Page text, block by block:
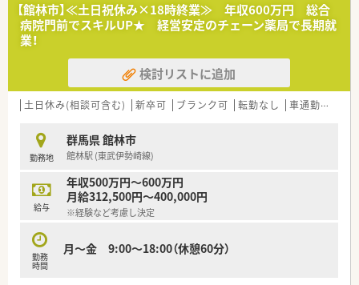
【館林市】≪土日祝休み×18時終業≫ 年収600万円 総合
病院門前でスキルUP★ 経営安定のチェーン薬局で長期就
業！
検討リストに追加
土日休み(相談可含む) 新卒可 ブランク可 転勤なし 車通勤可
勤務地
群馬県 館林市
館林駅 (東武伊勢崎線)
給与
年収500万円～600万円
月給312,500円～400,000円
※経験など考慮し決定
勤務
時間
月～金 9:00～18:00（休憩60分）